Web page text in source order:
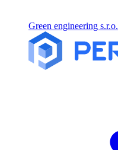
Green engineering s.r.o.